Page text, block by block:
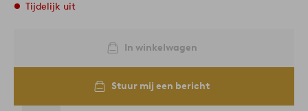
Tijdelijk uit
In winkelwagen
Stuur mij een bericht